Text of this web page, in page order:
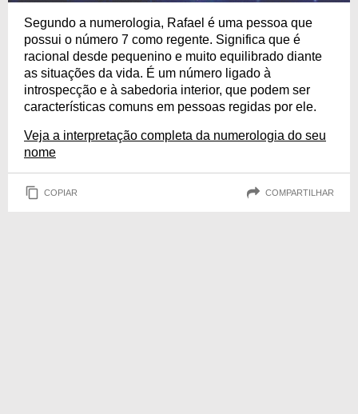
Segundo a numerologia, Rafael é uma pessoa que
possui o número 7 como regente. Significa que é
racional desde pequenino e muito equilibrado diante
as situações da vida. É um número ligado à
introspecção e à sabedoria interior, que podem ser
características comuns em pessoas regidas por ele.
Veja a interpretação completa da numerologia do seu
nome
COPIAR COMPARTILHAR